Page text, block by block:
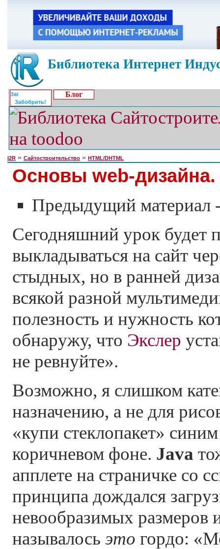
Библиотека Интернет
Забобрить!
Блог
I2R » Сайтостроительство » HTML/DHTML
Основы web-
Предыдущий материал
Сегодняшний урок будет
выкладываться на сайт
стыдных, но в ранней
всякой разной
полезность и нужность
обнаружу, что Экслер
не ревнуйте».
Возможно, я слишком
назначению, а не для
«купи стеклопакет»
коричневом фоне. Java
апплете на страничке со
принципа дождался
невообразимых размеров
называлось это гордо: